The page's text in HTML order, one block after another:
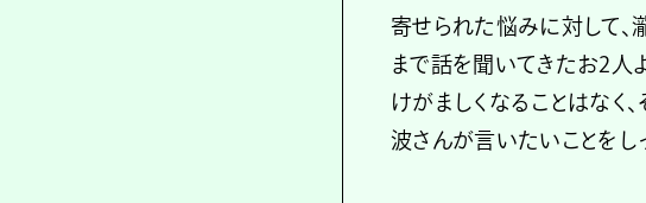
寄せられた悩みに対して、
まで話を聞いてきたお2人
けがましくなることはなく
波さんが言いたいことをし